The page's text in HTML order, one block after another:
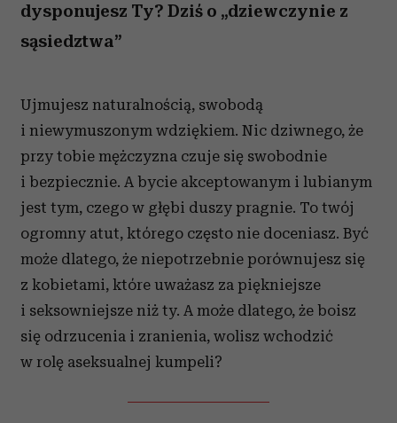
dysponujesz Ty? Dziś o „dziewczynie z
sąsiedztwa”
Ujmujesz naturalnością, swobodą
i niewymuszonym wdziękiem. Nic dziwnego, że
przy tobie mężczyzna czuje się swobodnie
i bezpiecznie. A bycie akceptowanym i lubianym
jest tym, czego w głębi duszy pragnie. To twój
ogromny atut, którego często nie doceniasz. Być
może dlatego, że niepotrzebnie porównujesz się
z kobietami, które uważasz za piękniejsze
i seksowniejsze niż ty. A może dlatego, że boisz
się odrzucenia i zranienia, wolisz wchodzić
w rolę aseksualnej kumpeli?